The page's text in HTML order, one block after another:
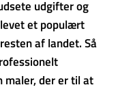
udgifter og
et populært
af landet. Så
maler, der er til at